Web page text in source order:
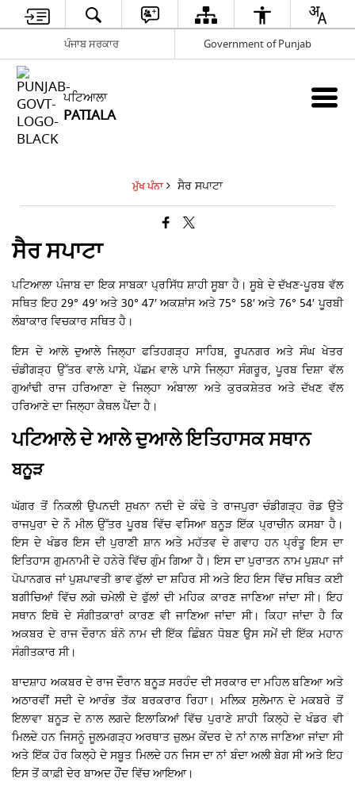
ਪੰਜਾਬ ਸਰਕਾਰ Government of Punjab
ਪਟਿਆਲਾ
PATIALA
ਮੁੱਖ ਪੰਨਾ ਸੈਰ ਸਪਾਟਾ
ਸੈਰ ਸਪਾਟਾ
ਪਟਿਆਲਾ ਪੰਜਾਬ ਦਾ ਇਕ ਸਾਬਕਾ ਪ੍ਰਸਿੱਧ ਸ਼ਾਹੀ ਸੂਬਾ ਹੈ। ਸੂਬੇ ਦੇ ਦੱਖਣ-ਪੂਰਬ ਵੱਲ
ਸਥਿਤ ਇਹ 29° 49′ ਅਤੇ 30° 47′ ਅਕਸ਼ਾਂਸ ਅਤੇ 75° 58′ ਅਤੇ 76° 54′ ਪੂਰਬੀ
ਲੰਬਾਕਾਰ ਵਿਚਕਾਰ ਸਥਿਤ ਹੈ।
ਇਸ ਦੇ ਆਲੇ ਦੁਆਲੇ ਜਿਲ੍ਹਾ ਫਤਿਹਗੜ੍ਹ ਸਾਹਿਬ, ਰੂਪਨਗਰ ਅਤੇ ਸੰਘ ਖੇਤਰ
ਚੰਡੀਗੜ੍ਹ ਉੱਤਰ ਵਾਲੇ ਪਾਸੇ, ਪੱਛਮ ਵਾਲੇ ਪਾਸੇ ਜਿਲ੍ਹਾ ਸੰਗਰੂਰ, ਪੂਰਬ ਦਿਸ਼ਾ ਵੱਲ
ਗੁਆਂਢੀ ਰਾਜ ਹਰਿਆਣਾ ਦੇ ਜਿਲ੍ਹਾ ਅੰਬਾਲਾ ਅਤੇ ਕੁਰਕਸ਼ੇਤਰ ਅਤੇ ਦੱਖਣ ਵੱਲ
ਹਰਿਆਣੇ ਦਾ ਜਿਲ੍ਹਾ ਕੈਥਲ ਪੈਂਦਾ ਹੈ।
ਪਟਿਆਲੇ ਦੇ ਆਲੇ ਦੁਆਲੇ ਇਤਿਹਾਸਕ ਸਥਾਨ
ਬਨੂੜ
ਘੱਗਰ ਤੋਂ ਨਿਕਲੀ ਉਪਨਦੀ ਸੁਖਨਾ ਨਦੀ ਦੇ ਕੰਢੇ ਤੇ ਰਾਜਪੁਰਾ ਚੰਡੀਗੜ੍ਹ ਰੋਡ ਉਤੇ
ਰਾਜਪੁਰਾ ਦੇ ਨੌ ਮੀਲ ਉੱਤਰ ਪੂਰਬ ਵਿੱਚ ਵਸਿਆ ਬਨੂੜ ਇੱਕ ਪ੍ਰਾਚੀਨ ਕਸਬਾ ਹੈ।
ਇਸ ਦੇ ਖੰਡਰ ਇਸ ਦੀ ਪੁਰਾਣੀ ਸ਼ਾਨ ਅਤੇ ਮਹੱਤਵ ਦੇ ਗਵਾਹ ਹਨ ਪ੍ਰੰਤੂ ਇਸ ਦਾ
ਇਤਿਹਾਸ ਗੁਮਨਾਮੀ ਦੇ ਹਨੇਰੇ ਵਿੱਚ ਗੁੰਮ ਗਿਆ ਹੈ। ਇਸ ਦਾ ਪੁਰਾਤਨ ਨਾਮ ਪੁਸ਼ਪਾ ਜਾਂ
ਪੋਪਾਨਗਰ ਜਾਂ ਪੁਸ਼ਪਾਵਤੀ ਭਾਵ ਫੁੱਲਾਂ ਦਾ ਸ਼ਹਿਰ ਸੀ ਅਤੇ ਇਹ ਇਸ ਵਿੱਚ ਸਥਿਤ ਕਈ
ਬਗੀਚਿਆਂ ਵਿੱਚ ਲਗੇ ਚਮੇਲੀ ਦੇ ਫੁੱਲਾਂ ਦੀ ਮਹਿਕ ਕਾਰਣ ਜਾਣਿਆ ਜਾਂਦਾ ਸੀ। ਇਹ
ਸਥਾਨ ਇਥੋ ਦੇ ਸੰਗੀਤਕਾਰਾਂ ਕਾਰਣ ਵੀ ਜਾਣਿਆ ਜਾਂਦਾ ਸੀ। ਕਿਹਾ ਜਾਂਦਾ ਹੈ ਕਿ
ਅਕਬਰ ਦੇ ਰਾਜ ਦੌਰਾਨ ਬੰਨੋ ਨਾਮ ਦੀ ਇੱਕ ਛਿੰਬਨ ਧੋਬਣ ਉਸ ਸਮੇਂ ਦੀ ਇੱਕ ਮਹਾਨ
ਸੰਗੀਤਕਾਰ ਸੀ।
ਬਾਦਸ਼ਾਹ ਅਕਬਰ ਦੇ ਰਾਜ ਦੌਰਾਨ ਬਨੂੜ ਸਰਹੰਦ ਦੀ ਸਰਕਾਰ ਦਾ ਮਹਿਲ ਬਣਿਆ ਅਤੇ
ਅਠਾਰਵੀਂ ਸਦੀ ਦੇ ਆਰੰਭ ਤੱਕ ਬਰਕਰਾਰ ਰਿਹਾ। ਮਲਿਕ ਸੁਲੇਮਾਨ ਦੇ ਮਕਬਰੇ ਤੋਂ
ਇਲਾਵਾ ਬਨੂੜ ਦੇ ਨਾਲ ਲਗਦੇ ਇਲਾਕਿਆਂ ਵਿੱਚ ਪੁਰਾਣੇ ਸ਼ਾਹੀ ਕਿਲ੍ਹੇ ਦੇ ਖੰਡਰ ਵੀ
ਮਿਲਦੇ ਹਨ ਜਿਸਨੂੰ ਜੂਲਮਗੜ੍ਹ ਅਰਥਾਤ ਜ਼ੁਲਮ ਕੇਂਦਰ ਦੇ ਨਾਂ ਨਾਲ ਜਾਣਿਆ ਜਾਂਦਾ ਸੀ
ਅਤੇ ਇੱਕ ਹੋਰ ਕਿਲ੍ਹੇ ਦੇ ਸਬੂਤ ਮਿਲਦੇ ਹਨ ਜਿਸ ਦਾ ਨਾਂ ਬੰਦਾ ਅਲੀ ਬੇਗ ਸੀ ਅਤੇ ਇਹ
ਇਸ ਤੋਂ ਕਾਫ਼ੀ ਦੇਰ ਬਾਅਦ ਹੌਂਦ ਵਿੱਚ ਆਇਆ।